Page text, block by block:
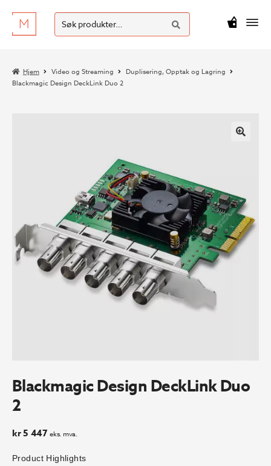
Hopp
til
Hopp
til
Søk
etter:
SØK
kr0
Hjem Video og Streaming
Duplisering, Opptak og Lagring
Blackmagic Design DeckLink Duo 2
Blackmagic Design DeckLink Duo
2
kr5 447 eks. mva.
Product Highlights